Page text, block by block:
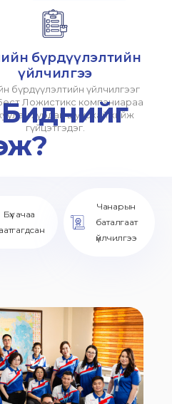
бүрдүүлэлтийн
үйлчилгээ
бүрдүүлэлтийн үйлчилгээг
Ложистикс компаниараа
хурдан шуурхай хийж
гүйцэтгэдэг.
Бүх ачаа
Чанарын
баталгаат
үйлчилгээ